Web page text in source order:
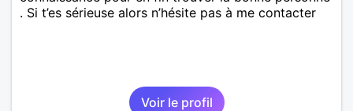
. Si t’es sérieuse alors n’hésite pas à me contacter
Voir le profil